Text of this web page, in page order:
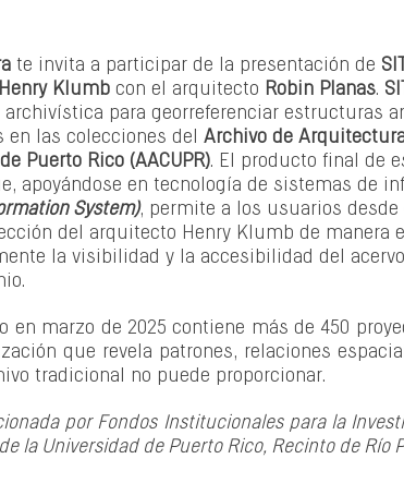
te invita a participar de la presentación de
Klumb con el arquitecto Robin Planas.
para georreferenciar estructuras
en las colecciones del Archivo de
Puerto Rico (AACUPR). El producto final de
apoyándose en tecnología de sistemas de
System), permite a los usuarios
del arquitecto Henry Klumb de manera
la visibilidad y la accesibilidad del
en marzo de 2025 contiene más de 450
que revela patrones, relaciones
tradicional no puede proporcionar.
por Fondos Institucionales para la
la Universidad de Puerto Rico, Recinto de Río